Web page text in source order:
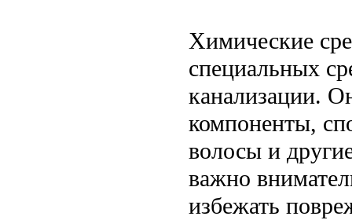
Химические
специальных
канализации.
компоненты,
волосы и
важно
избежать